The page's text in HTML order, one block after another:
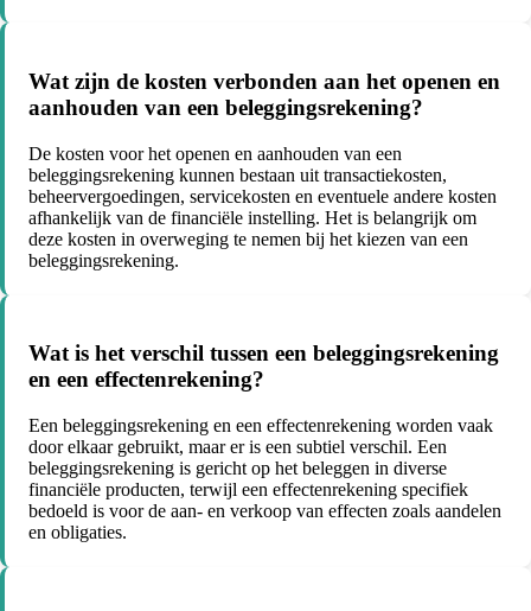
Wat zijn de kosten verbonden aan het openen en
aanhouden van een beleggingsrekening?
De kosten voor het openen en aanhouden van een
beleggingsrekening kunnen bestaan uit transactiekosten,
beheervergoedingen, servicekosten en eventuele andere kosten
afhankelijk van de financiële instelling. Het is belangrijk om
deze kosten in overweging te nemen bij het kiezen van een
beleggingsrekening.
Wat is het verschil tussen een beleggingsrekening
en een effectenrekening?
Een beleggingsrekening en een effectenrekening worden vaak
door elkaar gebruikt, maar er is een subtiel verschil. Een
beleggingsrekening is gericht op het beleggen in diverse
financiële producten, terwijl een effectenrekening specifiek
bedoeld is voor de aan- en verkoop van effecten zoals aandelen
en obligaties.